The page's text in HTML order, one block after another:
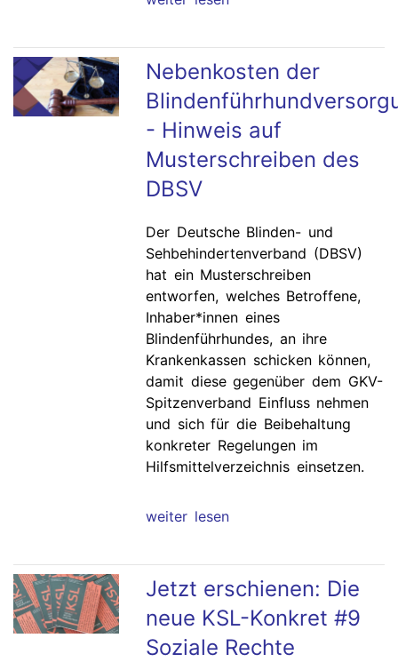
Nebenkosten der
- Hinweis auf
Musterschreiben des
DBSV
Der Deutsche Blinden- und
Sehbehindertenverband (DBSV)
hat ein Musterschreiben
entworfen, welches Betroffene,
Inhaber*innen eines
Blindenführhundes, an ihre
Krankenkassen schicken können,
damit diese gegenüber dem GKV-
Spitzenverband Einfluss nehmen
und sich für die Beibehaltung
konkreter Regelungen im
Hilfsmittelverzeichnis einsetzen.
weiter lesen
Jetzt erschienen: Die
neue KSL-Konkret #9
Soziale Rechte